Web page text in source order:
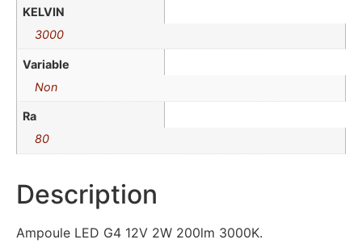
KELVIN
3000
Variable
Non
Ra
80
Description
Ampoule LED G4 12V 2W 200lm 3000K.